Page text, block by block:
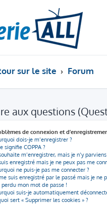
sur le site Forum
aux questions
de connexion et
dois-je m’enregistrer ?
signifie COPPA ?
m’enregistrer, mais je n’y
enregistré mais je ne peux pas me
ne puis-je pas me connecter ?
suis enregistré par le passé mais je ne
perdu mon mot de passe !
suis-je automatiquement
sert « Supprimer les cookies » ?